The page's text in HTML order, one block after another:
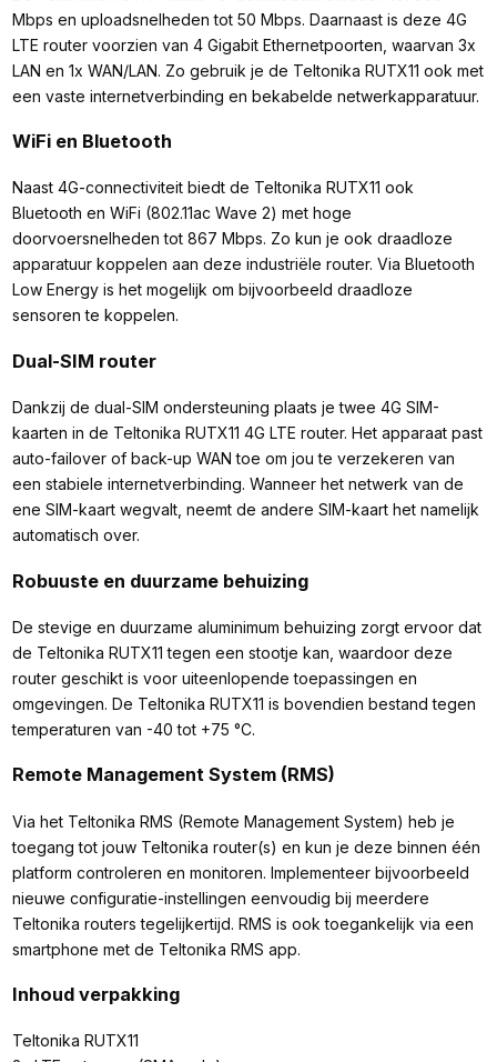
Mbps en uploadsnelheden tot 50 Mbps. Daarnaast is deze 4G
LTE router voorzien van 4 Gigabit Ethernetpoorten, waarvan 3x
LAN en 1x WAN/LAN. Zo gebruik je de Teltonika RUTX11 ook met
een vaste internetverbinding en bekabelde netwerkapparatuur.
WiFi en Bluetooth
Naast 4G-connectiviteit biedt de Teltonika RUTX11 ook
Bluetooth en WiFi (802.11ac Wave 2) met hoge
doorvoersnelheden tot 867 Mbps. Zo kun je ook draadloze
apparatuur koppelen aan deze industriële router. Via Bluetooth
Low Energy is het mogelijk om bijvoorbeeld draadloze
sensoren te koppelen.
Dual-SIM router
Dankzij de dual-SIM ondersteuning plaats je twee 4G SIM-
kaarten in de Teltonika RUTX11 4G LTE router. Het apparaat past
auto-failover of back-up WAN toe om jou te verzekeren van
een stabiele internetverbinding. Wanneer het netwerk van de
ene SIM-kaart wegvalt, neemt de andere SIM-kaart het namelijk
automatisch over.
Robuuste en duurzame behuizing
De stevige en duurzame aluminimum behuizing zorgt ervoor dat
de Teltonika RUTX11 tegen een stootje kan, waardoor deze
router geschikt is voor uiteenlopende toepassingen en
omgevingen. De Teltonika RUTX11 is bovendien bestand tegen
temperaturen van -40 tot +75 °C.
Remote Management System (RMS)
Via het Teltonika RMS (Remote Management System) heb je
toegang tot jouw Teltonika router(s) en kun je deze binnen één
platform controleren en monitoren. Implementeer bijvoorbeeld
nieuwe configuratie-instellingen eenvoudig bij meerdere
Teltonika routers tegelijkertijd. RMS is ook toegankelijk via een
smartphone met de Teltonika RMS app.
Inhoud verpakking
Teltonika RUTX11